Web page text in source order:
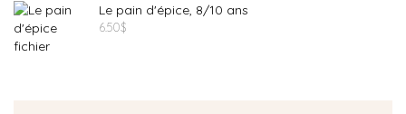
Le pain d'épice, 8/10 ans
6.50$